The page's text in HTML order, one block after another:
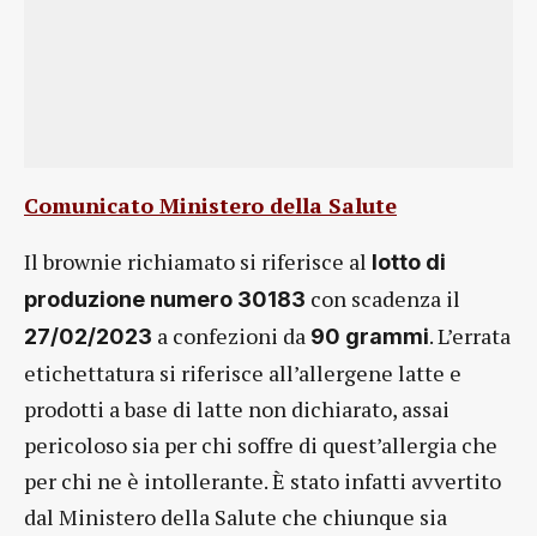
Comunicato Ministero della Salute
Il brownie richiamato si riferisce al lotto di
produzione numero 30183 con scadenza il
27/02/2023 a confezioni da 90 grammi. L’errata
etichettatura si riferisce all’allergene latte e
prodotti a base di latte non dichiarato, assai
pericoloso sia per chi soffre di quest’allergia che
per chi ne è intollerante. È stato infatti avvertito
dal Ministero della Salute che chiunque sia